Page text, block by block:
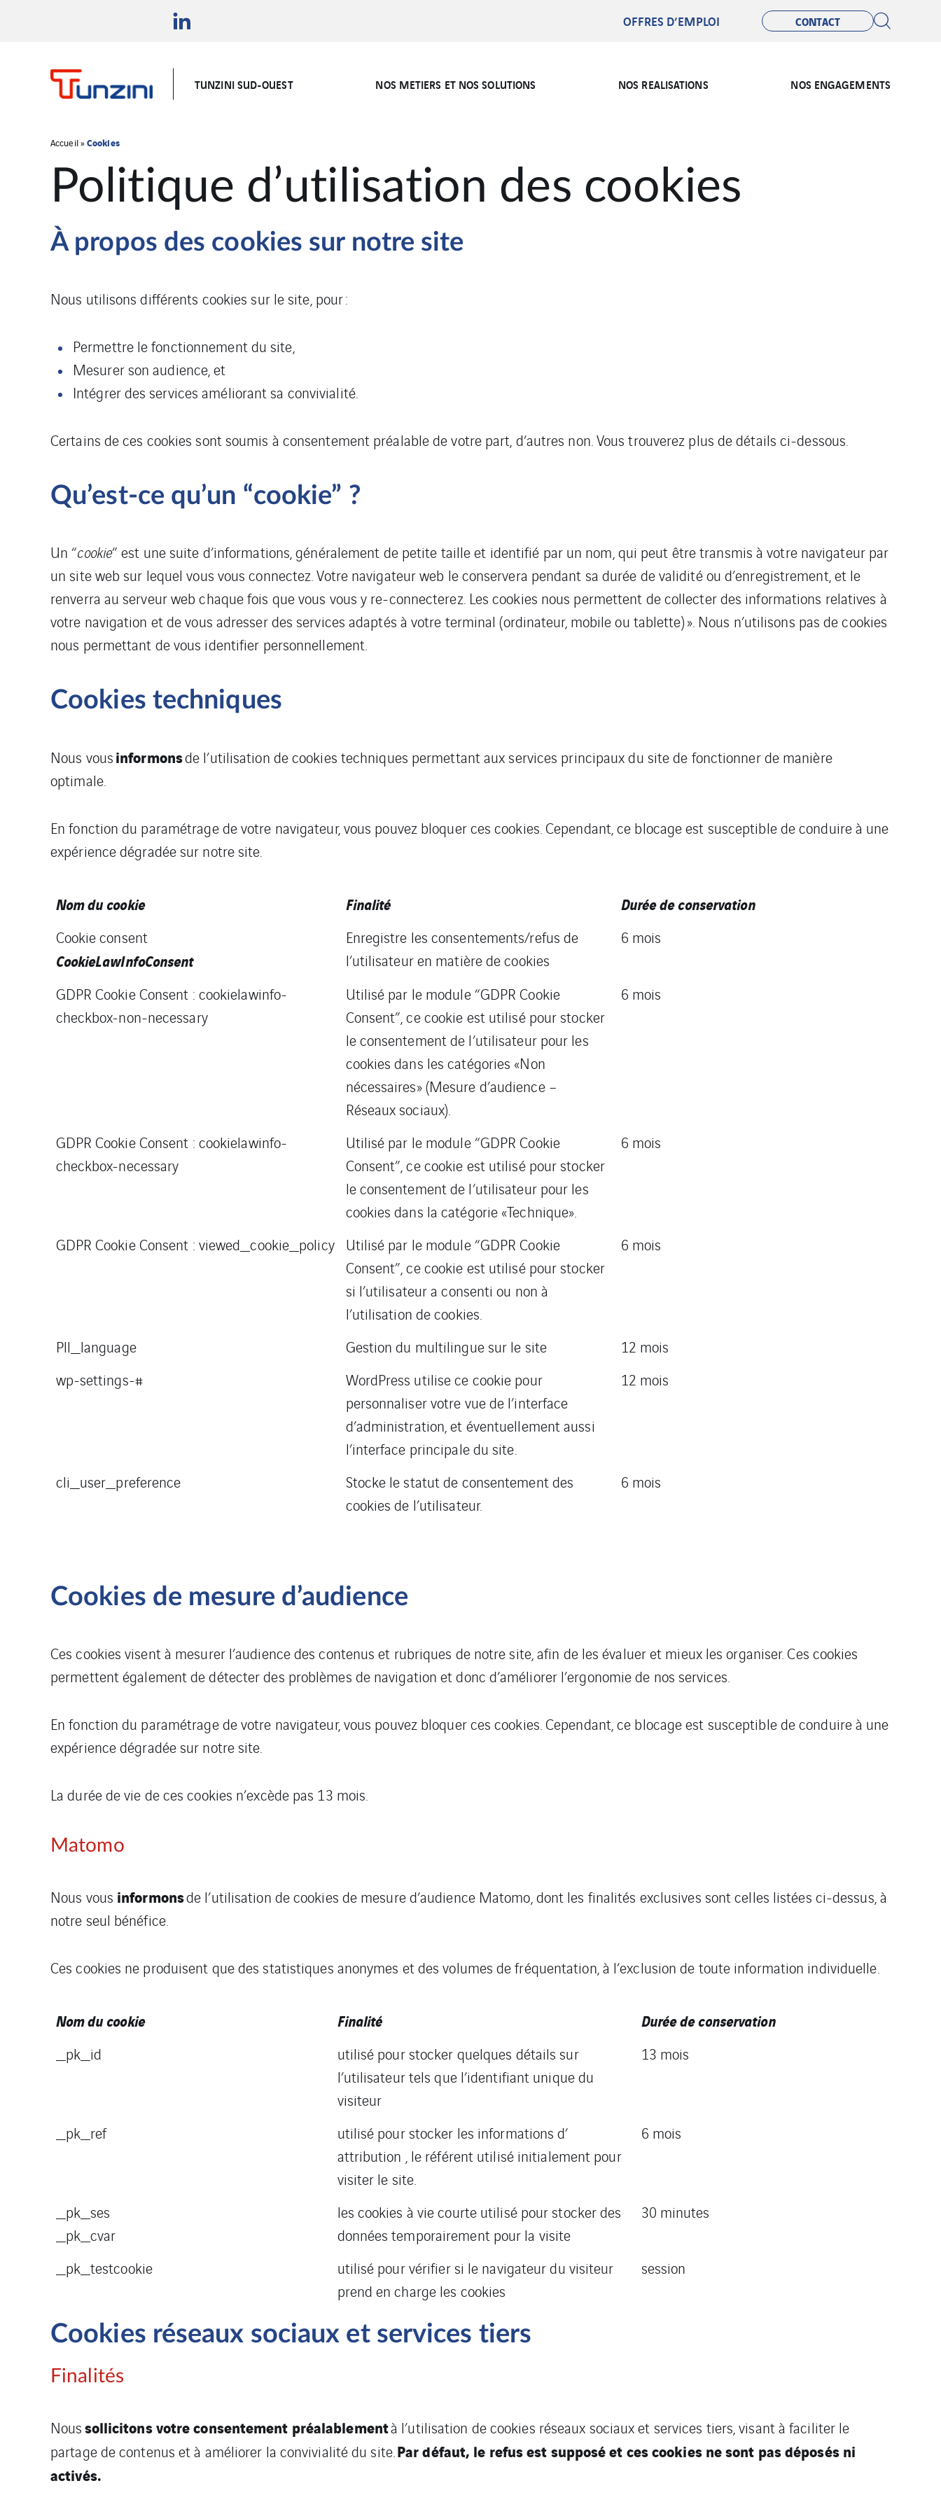
OFFRES D’EMPLOI CONTACT
TUNZINI SUD-OUEST NOS METIERS ET NOS SOLUTIONS NOS REALISATIONS NOS ENGAGEMENTS
Accueil»Cookies
Politique d’utilisation des cookies
À propos des cookies sur notre site
Nous utilisons différents cookies sur le site, pour :
Permettre le fonctionnement du site,
Mesurer son audience, et
Intégrer des services améliorant sa convivialité.
Certains de ces cookies sont soumis à consentement préalable de votre part, d’autres non. Vous trouverez plus de détails ci-dessous.
Qu’est-ce qu’un “cookie” ?
Un “cookie” est une suite d’informations, généralement de petite taille et identifié par un nom, qui peut être transmis à votre navigateur par
un site web sur lequel vous vous connectez. Votre navigateur web le conservera pendant sa durée de validité ou d’enregistrement, et le
renverra au serveur web chaque fois que vous vous y re-connecterez. Les cookies nous permettent de collecter des informations relatives à
votre navigation et de vous adresser des services adaptés à votre terminal (ordinateur, mobile ou tablette) ». Nous n’utilisons pas de cookies
nous permettant de vous identifier personnellement.
Cookies techniques
Nous vousinformonsde l’utilisation de cookies techniques permettant aux services principaux du site de fonctionner de manière
optimale.
En fonction du paramétrage de votre navigateur, vous pouvez bloquer ces cookies. Cependant, ce blocage est susceptible de conduire à une
expérience dégradée sur notre site.
Nom du cookie Finalité Durée de conservation
Cookie consent
CookieLawInfoConsent
Enregistre les consentements/refus de
l’utilisateur en matière de cookies
6 mois
GDPR Cookie Consent : cookielawinfo-
checkbox-non-necessary
Utilisé par le module “GDPR Cookie
Consent”, ce cookie est utilisé pour stocker
le consentement de l’utilisateur pour les
cookies dans les catégories «Non
nécessaires» (Mesure d’audience –
Réseaux sociaux).
6 mois
GDPR Cookie Consent : cookielawinfo-
checkbox-necessary
Utilisé par le module “GDPR Cookie
Consent”, ce cookie est utilisé pour stocker
le consentement de l’utilisateur pour les
cookies dans la catégorie «Technique».
6 mois
GDPR Cookie Consent : viewed_cookie_policy Utilisé par le module “GDPR Cookie
Consent”, ce cookie est utilisé pour stocker
si l’utilisateur a consenti ou non à
l’utilisation de cookies.
6 mois
Pll_language Gestion du multilingue sur le site
12 mois
wp-settings-#
WordPress utilise ce cookie pour
personnaliser votre vue de l’interface
d’administration, et éventuellement aussi
l’interface principale du site.
12 mois
cli_user_preference
Stocke le statut de consentement des
cookies de l’utilisateur.
6 mois
Cookies de mesure d’audience
Ces cookies visent à mesurer l’audience des contenus et rubriques de notre site, afin de les évaluer et mieux les organiser. Ces cookies
permettent également de détecter des problèmes de navigation et donc d’améliorer l’ergonomie de nos services.
En fonction du paramétrage de votre navigateur, vous pouvez bloquer ces cookies. Cependant, ce blocage est susceptible de conduire à une
expérience dégradée sur notre site.
La durée de vie de ces cookies n’excède pas 13 mois.
Matomo
Nous vous informonsde l’utilisation de cookies de mesure d’audience Matomo, dont les finalités exclusives sont celles listées ci-dessus, à
notre seul bénéfice.
Ces cookies ne produisent que des statistiques anonymes et des volumes de fréquentation, à l’exclusion de toute information individuelle.
Nom du cookie Finalité Durée de conservation
_pk_id
utilisé pour stocker quelques détails sur
l’utilisateur tels que l’identifiant unique du
visiteur
13 mois
_pk_ref
utilisé pour stocker les informations d’
attribution , le référent utilisé initialement pour
visiter le site.
6 mois
_pk_ses
_pk_cvar
les cookies à vie courte utilisé pour stocker des
données temporairement pour la visite
30 minutes
_pk_testcookie
utilisé pour vérifier si le navigateur du visiteur
prend en charge les cookies
session
Cookies réseaux sociaux et services tiers
Finalités
Noussollicitons votre consentement préalablementà l’utilisation de cookies réseaux sociaux et services tiers, visant à faciliter le
partage de contenus et à améliorer la convivialité du site.Par défaut, le refus est supposé et ces cookies ne sont pas déposés ni
activés.